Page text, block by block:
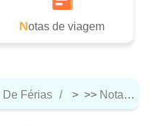
Notas de viagem
De Férias > >> Notas De Viagem